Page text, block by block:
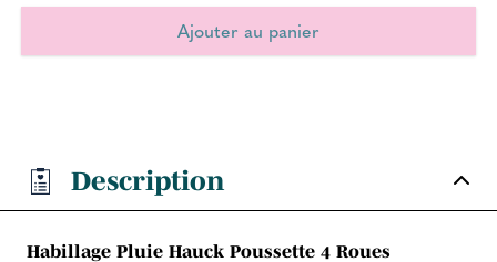
Description
Habillage Pluie Hauck Poussette 4 Roues